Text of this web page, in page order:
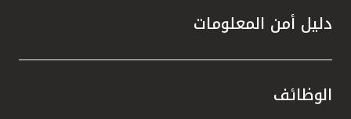
دليل أمن المعلومات
الوظائف